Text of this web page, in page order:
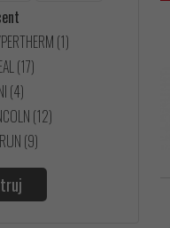
(1)
(17)
(4)
(12)
(9)